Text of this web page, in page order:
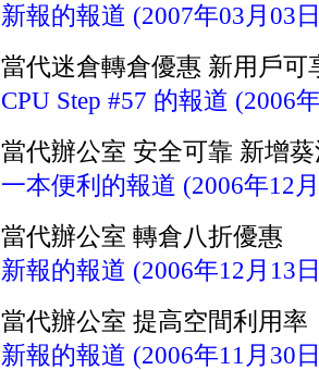
新報的報道 (2007年03月03
當代迷倉轉倉優惠 新用戶可
CPU Step #57 的報道 (2006
當代辦公室 安全可靠 新增
一本便利的報道 (2006年12
當代辦公室 轉倉八折優惠
新報的報道 (2006年12月13
當代辦公室 提高空間利用率
新報的報道 (2006年11月30